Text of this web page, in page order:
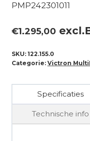
PMP242301011
€1.295,00
SKU: 122.155.0
Categorie: Victron
Specificaties
Technische info